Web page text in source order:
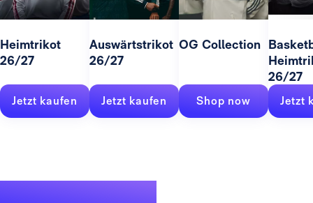
Heimtrikot
26/27
Jetzt kaufen
Auswärtstrikot
26/27
Jetzt kaufen
OG Collection
Shop now
26/27
Jetzt